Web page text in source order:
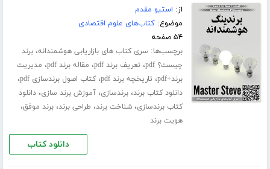
از: استیو مقدم
موضوع:کتاب‌های علوم اقتصادی
۵۴ صفحه
برچسب‌ها: سری کتاب های بازاریابی هوشمندانه،برند
چیست؟ pdf
، تعریف برند pdf ، مقاله برند pdf ، مدیریت
برند+pdf
، تاریخچه برند pdf ،کتاب اصول برندسازی pdf ،
دانلود کتاب برند،برندسازی،آموزش برند سازی،دانلود
کتاب برندسازی،شناخت برند، طراحی برند،برند موفق،
هویت برند
دانلود کتاب